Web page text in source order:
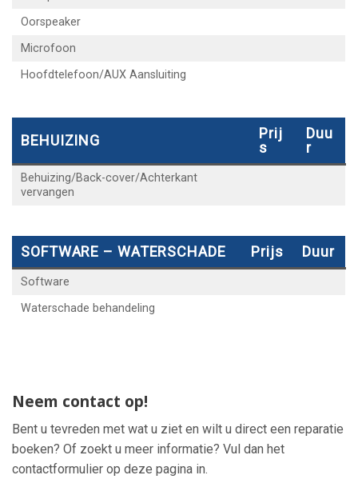
Oorspeaker
Microfoon
Hoofdtelefoon/AUX Aansluiting
BEHUIZING
Prij
S
Duu
R
Behuizing/Back-cover/Achterkant
vervangen
SOFTWARE – WATERSCHADE Prijs Duur
Software
Waterschade behandeling
Neem contact op!
Bent u tevreden met wat u ziet en wilt u direct een reparatie
boeken? Of zoekt u meer informatie? Vul dan het
contactformulier op deze pagina in.